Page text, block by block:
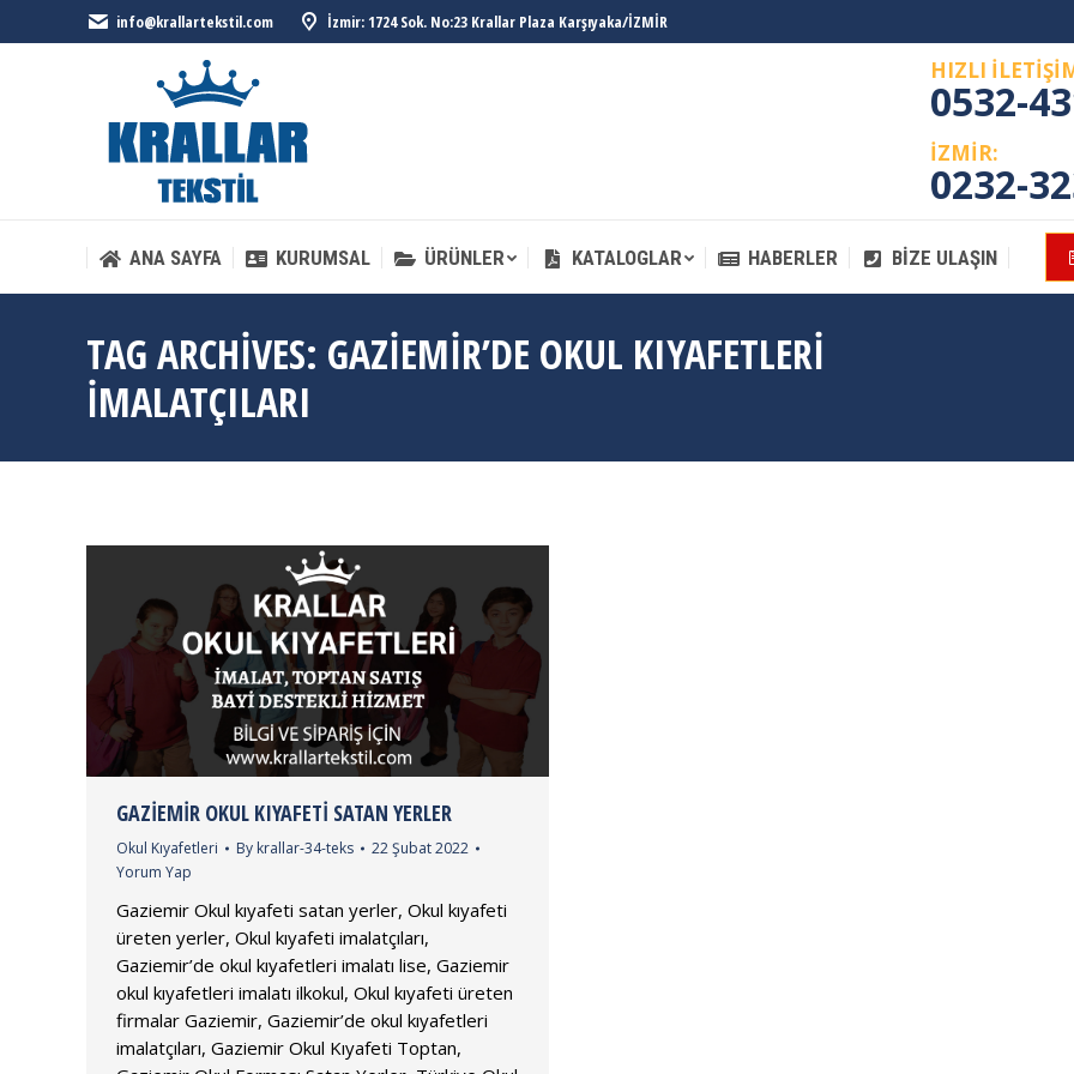
info@krallartekstil.com İzmir: 1724 Sok. No:23 Krallar Plaza Karşıyaka/İZMİR
HIZLI
0532-
İZMİR:
0232-
ANA SAYFA KURUMSAL ÜRÜNLER KATALOGLAR HABERLER BIZE ULAŞIN
TAG ARCHIVES: GAZIEMIR’DE OKUL KIYAFETLERI
IMALATÇILARI
GAZIEMIR OKUL KIYAFETI SATAN YERLER
Okul Kıyafetleri By krallar-34-teks
22 Şubat 2022
Yorum Yap
Gaziemir Okul kıyafeti satan yerler, Okul kıyafeti
üreten yerler, Okul kıyafeti imalatçıları,
Gaziemir’de okul kıyafetleri imalatı lise, Gaziemir
okul kıyafetleri imalatı ilkokul, Okul kıyafeti üreten
firmalar Gaziemir, Gaziemir’de okul kıyafetleri
imalatçıları, Gaziemir Okul Kıyafeti Toptan,
ANA SAYFA KURUMSAL ÜRÜNLER KATALOGLAR HABERLER BIZE ULAŞIN